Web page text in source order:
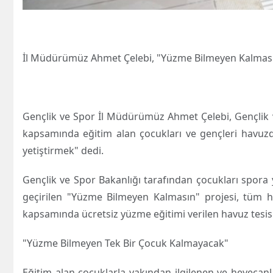
İl Müdürümüz Ahmet Çelebi, "Yüzme Bilmeyen
Gençlik ve Spor İl Müdürümüz Ahmet Çelebi, Gençlik
kapsamında eğitim alan çocukları ve gençleri
yetiştirmek" dedi.
Gençlik ve Spor Bakanlığı tarafından çocukları
geçirilen "Yüzme Bilmeyen Kalmasın" projesi, tüm
kapsamında ücretsiz yüzme eğitimi verilen havuz
"Yüzme Bilmeyen Tek Bir Çocuk Kalmayacak"